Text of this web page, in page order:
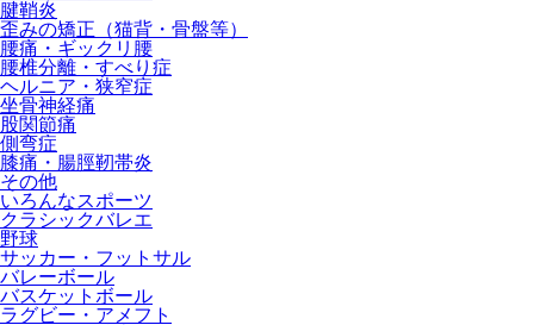
腱鞘炎
歪みの矯正（猫背・骨盤等）
腰痛・ギックリ腰
腰椎分離・すべり症
ヘルニア・狭窄症
坐骨神経痛
股関節痛
側弯症
膝痛・腸脛靭帯炎
その他
いろんなスポーツ
クラシックバレエ
野球
サッカー・フットサル
バレーボール
バスケットボール
ラグビー・アメフト